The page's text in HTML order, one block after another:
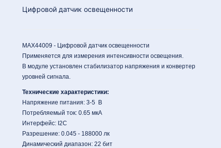
Цифровой датчик освещенности
MAX44009 - Цифровой датчик освещенности
Применяется для измерения интенсивности освещения.
В модуле установлен стабилизатор напряжения и конвертер
уровней сигнала.
Технические характеристики:
Напряжение питания: 3-5 В
Потребляемый ток: 0.65 мкА
Интерфейс: I2C
Разрешение: 0.045 - 188000 лк
Динамический диапазон: 22 бит